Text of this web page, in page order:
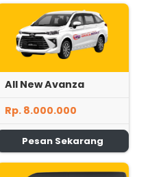
All New Avanza
Rp. 8.000.000
Pesan Sekarang